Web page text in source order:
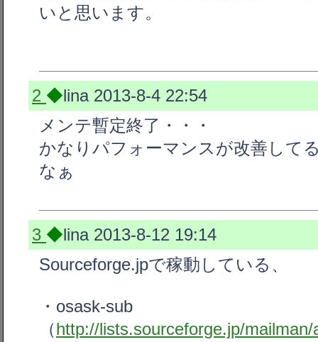
いと思います。
2 ◆lina 2013-8-4 22:54
メンテ暫定終了・・・
かなりパフォーマンスが改善して
なぁ
3 ◆lina 2013-8-12 19:14
Sourceforge.jpで稼動している、
・osask-sub
（http://lists.sourceforge.jp/